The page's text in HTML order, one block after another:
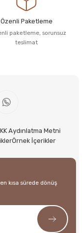
Özenli Paketleme
paketleme, sorunsuz
teslimat
Aydınlatma Metni
Örnek İçerikler
kısa sürede dönüş